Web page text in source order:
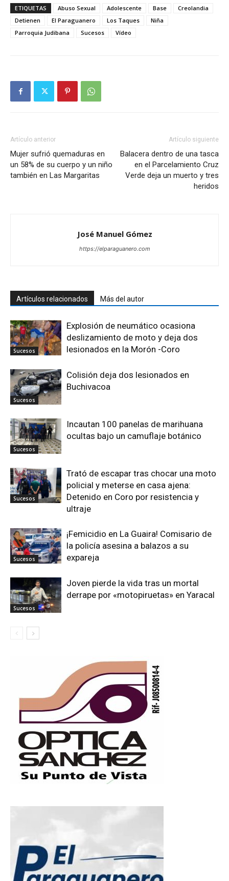
ETIQUETAS Abuso Sexual Adolescente Base
Creolandia
Detienen
El Paraguanero Los Taques
Niña
Parroquia Judibana
Sucesos Vídeo
Artículo anterior
Mujer sufrió quemaduras en
un 58% de su cuerpo y un niño
también en Las Margaritas
Artículo siguiente
Balacera dentro de una tasca
en el Parcelamiento Cruz
Verde deja un muerto y tres
heridos
José Manuel Gómez
https://elparaguanero.com
Artículos relacionados Más del autor
Sucesos
Explosión de neumático ocasiona
deslizamiento de moto y deja dos
lesionados en la Morón -Coro
Sucesos
Colisión deja dos lesionados en
Buchivacoa
Sucesos
Incautan 100 panelas de marihuana
ocultas bajo un camuflaje botánico
Sucesos
Trató de escapar tras chocar una moto
policial y meterse en casa ajena:
Detenido en Coro por resistencia y
ultraje
Sucesos
¡Femicidio en La Guaira! Comisario de
la policía asesina a balazos a su
expareja
Sucesos
Joven pierde la vida tras un mortal
derrape por «motopiruetas» en Yaracal